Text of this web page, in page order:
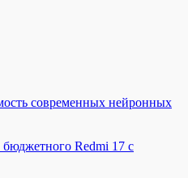
современных нейронных
Redmi 17 с